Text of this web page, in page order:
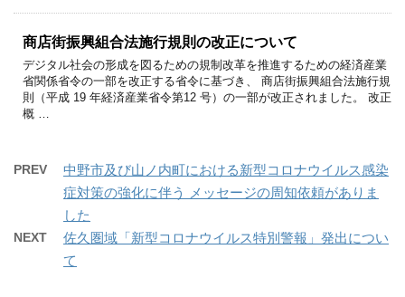
商店街振興組合法施行規則の改正について
デジタル社会の形成を図るための規制改革を推進するための経済産業
省関係省令の一部を改正する省令に基づき、 商店街振興組合法施行規
則（平成 19 年経済産業省令第12 号）の一部が改正されました。 改正
概 …
PREV
中野市及び山ノ内町における新型コロナウイルス感染
症対策の強化に伴う メッセージの周知依頼がありま
した
NEXT
佐久圏域「新型コロナウイルス特別警報」発出につい
て